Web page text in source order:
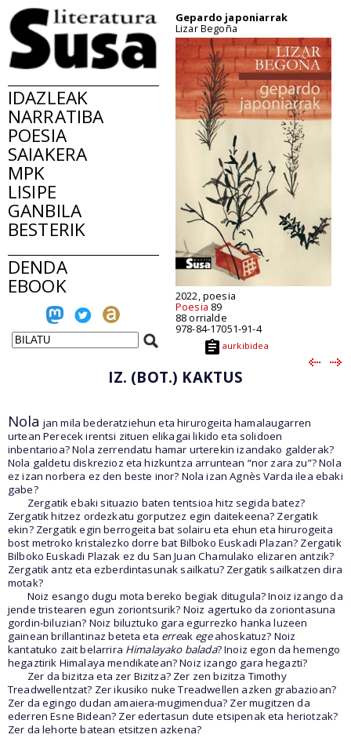
IDAZLEAK
NARRATIBA
POESIA
SAIAKERA
MPK
LISIPE
GANBILA
BESTERIK
DENDA
EBOOK
Gepardo japoniarrak
Lizar Begoña
2022, poesia
Poesia 89
88 orrialde
978-84-17051-91-4
aurkibidea
IZ. (BOT.) KAKTUS
Nola jan mila bederatziehun eta hirurogeita hamalaugarren
urtean Perecek irentsi zituen elikagai likido eta solidoen
inbentarioa? Nola zerrendatu hamar urterekin izandako galderak?
Nola galdetu diskrezioz eta hizkuntza arruntean “nor zara zu”? Nola
ez izan norbera ez den beste inor? Nola izan Agnès Varda ilea ebaki
gabe?
Zergatik ebaki situazio baten tentsioa hitz segida batez?
Zergatik hitzez ordezkatu gorputzez egin daitekeena? Zergatik
ekin? Zergatik egin berrogeita bat solairu eta ehun eta hirurogeita
bost metroko kristalezko dorre bat Bilboko Euskadi Plazan? Zergatik
Bilboko Euskadi Plazak ez du San Juan Chamulako elizaren antzik?
Zergatik antz eta ezberdintasunak sailkatu? Zergatik sailkatzen dira
motak?
Noiz esango dugu mota bereko begiak ditugula? Inoiz izango da
jende tristearen egun zoriontsurik? Noiz agertuko da zoriontasuna
gordin-biluzian? Noiz biluztuko gara egurrezko hanka luzeen
gainean brillantinaz beteta eta erreak egeahoskatuz? Noiz
kantatuko zait belarrira Himalayako balada? Inoiz egon da hemengo
hegaztirik Himalaya mendikatean? Noiz izango gara hegazti?
Zer da bizitza eta zer Bizitza? Zer zen bizitza Timothy
Treadwellentzat? Zer ikusiko nuke Treadwellen azken grabazioan?
Zer da egingo dudan amaiera-mugimendua? Zer mugitzen da
ederren Esne Bidean? Zer edertasun dute etsipenak eta heriotzak?
Zer da lehorte batean etsitzen azkena?